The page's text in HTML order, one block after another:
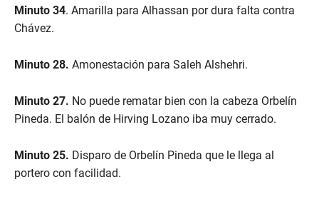
Minuto 34. Amarilla para Alhassan por dura falta contra
Chávez.
Minuto 28. Amonestación para Saleh Alshehri.
Minuto 27. No puede rematar bien con la cabeza Orbelín
Pineda. El balón de Hirving Lozano iba muy cerrado.
Minuto 25. Disparo de Orbelín Pineda que le llega al
portero con facilidad.